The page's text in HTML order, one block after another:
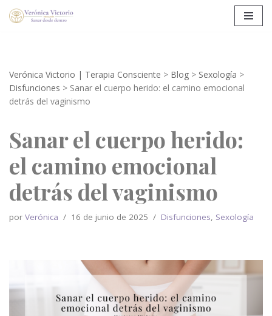
Verónica Victorio | Terapia Consciente > Blog > Sexología >
Disfunciones > Sanar el cuerpo herido: el camino emocional
detrás del vaginismo
Sanar el cuerpo herido:
el camino emocional
detrás del vaginismo
por Verónica 16 de junio de 2025 Disfunciones, Sexología